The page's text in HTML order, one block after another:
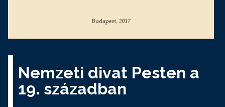
Nemzeti divat Pesten a
19. században